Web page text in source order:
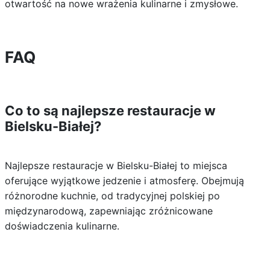
otwartość na nowe wrażenia kulinarne i zmysłowe.
FAQ
Co to są najlepsze restauracje w
Bielsku-Białej?
Najlepsze restauracje w Bielsku-Białej to miejsca
oferujące wyjątkowe jedzenie i atmosferę. Obejmują
różnorodne kuchnie, od tradycyjnej polskiej po
międzynarodową, zapewniając zróżnicowane
doświadczenia kulinarne.